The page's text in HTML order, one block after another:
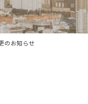
のお知らせ